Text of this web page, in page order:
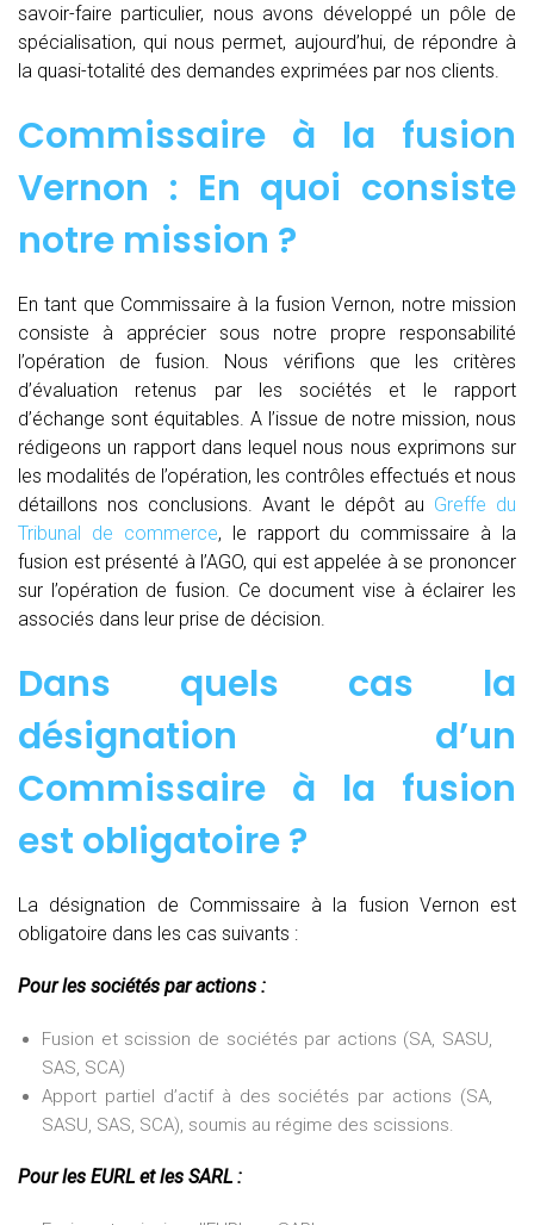
savoir-faire particulier, nous avons développé un pôle de
spécialisation, qui nous permet, aujourd’hui, de répondre à
la quasi-totalité des demandes exprimées par nos clients.
Commissaire à la fusion
Vernon : En quoi consiste
notre mission ?
En tant que Commissaire à la fusion Vernon, notre mission
consiste à apprécier sous notre propre responsabilité
l’opération de fusion. Nous vérifions que les critères
d’évaluation retenus par les sociétés et le rapport
d’échange sont équitables. A l’issue de notre mission, nous
rédigeons un rapport dans lequel nous nous exprimons sur
les modalités de l’opération, les contrôles effectués et nous
détaillons nos conclusions. Avant le dépôt au Greffe du
Tribunal de commerce, le rapport du commissaire à la
fusion est présenté à l’AGO, qui est appelée à se prononcer
sur l’opération de fusion. Ce document vise à éclairer les
associés dans leur prise de décision.
Dans quels cas la
désignation d’un
Commissaire à la fusion
est obligatoire ?
La désignation de Commissaire à la fusion Vernon est
obligatoire dans les cas suivants :
Pour les sociétés par actions :
Fusion et scission de sociétés par actions (SA, SASU,
SAS, SCA)
Apport partiel d’actif à des sociétés par actions (SA,
SASU, SAS, SCA), soumis au régime des scissions.
Pour les EURL et les SARL :